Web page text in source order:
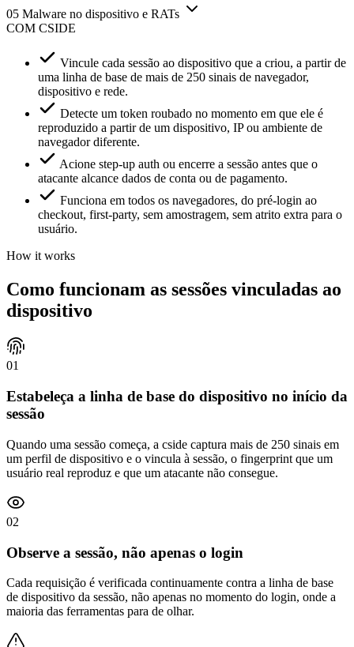
05 Malware no dispositivo e RATs
COM CSIDE
Vincule cada sessão ao dispositivo que a criou, a partir de
uma linha de base de mais de 250 sinais de navegador,
dispositivo e rede.
Detecte um token roubado no momento em que ele é
reproduzido a partir de um dispositivo, IP ou ambiente de
navegador diferente.
Acione step-up auth ou encerre a sessão antes que o
atacante alcance dados de conta ou de pagamento.
Funciona em todos os navegadores, do pré-login ao
checkout, first-party, sem amostragem, sem atrito extra para o
usuário.
How it works
Como funcionam as sessões vinculadas ao
dispositivo
01
Estabeleça a linha de base do dispositivo no início da
sessão
Quando uma sessão começa, a cside captura mais de 250 sinais em
um perfil de dispositivo e o vincula à sessão, o fingerprint que um
usuário real reproduz e que um atacante não consegue.
02
Observe a sessão, não apenas o login
Cada requisição é verificada continuamente contra a linha de base
de dispositivo da sessão, não apenas no momento do login, onde a
maioria das ferramentas para de olhar.